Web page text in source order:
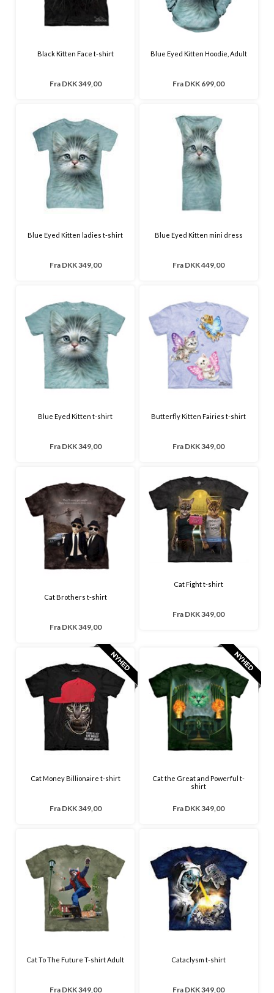
Black Kitten Face t-shirt
Fra DKK 349,00
Blue Eyed Kitten Hoodie, Adult
Fra DKK 699,00
Blue Eyed Kitten ladies t-shirt
Fra DKK 349,00
Blue Eyed Kitten mini dress
Fra DKK 449,00
Blue Eyed Kitten t-shirt
Fra DKK 349,00
Butterfly Kitten Fairies t-shirt
Fra DKK 349,00
Cat Brothers t-shirt
Fra DKK 349,00
Cat Fight t-shirt
Fra DKK 349,00
Cat Money Billionaire t-shirt
Fra DKK 349,00
Cat the Great and Powerful t-
shirt
Fra DKK 349,00
Cat To The Future T-shirt Adult
Fra DKK 349,00
Cataclysm t-shirt
Fra DKK 349,00